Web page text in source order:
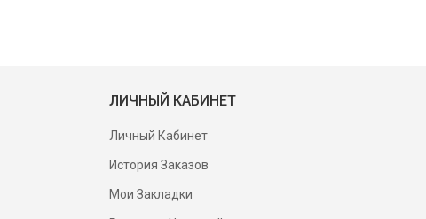
ЛИЧНЫЙ КАБИНЕТ
Личный Кабинет
История Заказов
Мои Закладки